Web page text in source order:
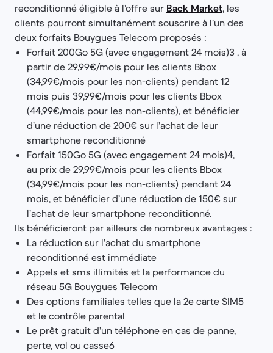
reconditionné éligible à l’offre sur Back Market, les
clients pourront simultanément souscrire à l’un des
deux forfaits Bouygues Telecom proposés :
Forfait 200Go 5G (avec engagement 24 mois)3 , à
partir de 29,99€/mois pour les clients Bbox
(34,99€/mois pour les non-clients) pendant 12
mois puis 39,99€/mois pour les clients Bbox
(44,99€/mois pour les non-clients), et bénéficier
d’une réduction de 200€ sur l’achat de leur
smartphone reconditionné
Forfait 150Go 5G (avec engagement 24 mois)4,
au prix de 29,99€/mois pour les clients Bbox
(34,99€/mois pour les non-clients) pendant 24
mois, et bénéficier d’une réduction de 150€ sur
l’achat de leur smartphone reconditionné.
Ils bénéficieront par ailleurs de nombreux avantages :
La réduction sur l’achat du smartphone
reconditionné est immédiate
Appels et sms illimités et la performance du
réseau 5G Bouygues Telecom
Des options familiales telles que la 2e carte SIM5
et le contrôle parental
Le prêt gratuit d’un téléphone en cas de panne,
perte, vol ou casse6